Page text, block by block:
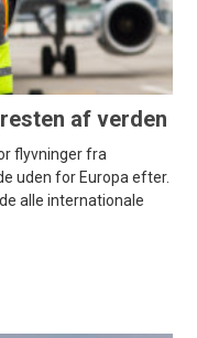
af verden
flyvninger fra
uden for Europa efter.
alle internationale